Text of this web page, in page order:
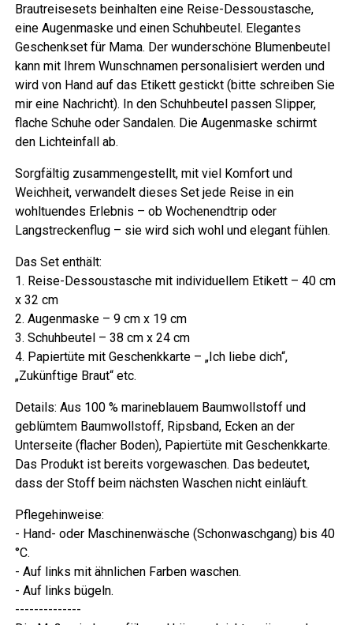
Brautreisesets beinhalten eine Reise-Dessoustasche,
eine Augenmaske und einen Schuhbeutel. Elegantes
Geschenkset für Mama. Der wunderschöne Blumenbeutel
kann mit Ihrem Wunschnamen personalisiert werden und
wird von Hand auf das Etikett gestickt (bitte schreiben Sie
mir eine Nachricht). In den Schuhbeutel passen Slipper,
flache Schuhe oder Sandalen. Die Augenmaske schirmt
den Lichteinfall ab.
Sorgfältig zusammengestellt, mit viel Komfort und
Weichheit, verwandelt dieses Set jede Reise in ein
wohltuendes Erlebnis – ob Wochenendtrip oder
Langstreckenflug – sie wird sich wohl und elegant fühlen.
Das Set enthält:
1. Reise-Dessoustasche mit individuellem Etikett – 40 cm
x 32 cm
2. Augenmaske – 9 cm x 19 cm
3. Schuhbeutel – 38 cm x 24 cm
4. Papiertüte mit Geschenkkarte – „Ich liebe dich“,
„Zukünftige Braut“ etc.
Details: Aus 100 % marineblauem Baumwollstoff und
geblümtem Baumwollstoff, Ripsband, Ecken an der
Unterseite (flacher Boden), Papiertüte mit Geschenkkarte.
Das Produkt ist bereits vorgewaschen. Das bedeutet,
dass der Stoff beim nächsten Waschen nicht einläuft.
Pflegehinweise:
- Hand- oder Maschinenwäsche (Schonwaschgang) bis 40
°C.
- Auf links mit ähnlichen Farben waschen.
- Auf links bügeln.
--------------